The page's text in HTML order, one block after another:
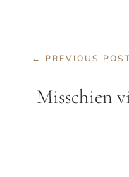
← PREVIOUS POST
Misschien